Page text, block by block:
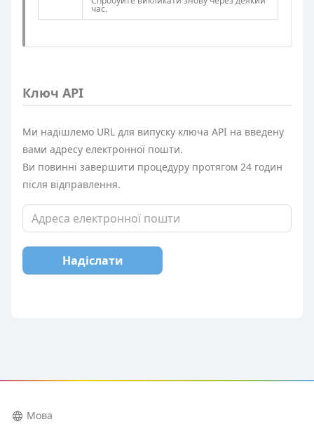
час.
Ключ API
Ми надішлемо URL для випуску ключа API на введену
вами адресу електронної пошти.
Ви повинні завершити процедуру протягом 24 годин
після відправлення.
Надіслати
language Мова